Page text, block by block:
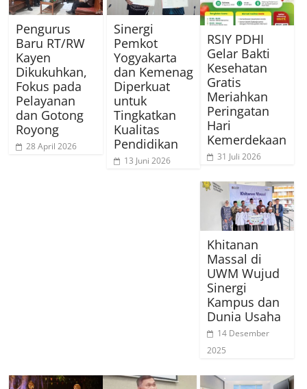
Pengurus
Baru RT/RW
Kayen
Dikukuhkan,
Fokus pada
Pelayanan
dan Gotong
Royong
28 April 2026
Sinergi
Pemkot
Yogyakarta
dan Kemenag
Diperkuat
untuk
Tingkatkan
Kualitas
Pendidikan
13 Juni 2026
RSIY PDHI
Gelar Bakti
Kesehatan
Gratis
Meriahkan
Peringatan
Hari
Kemerdekaan
31 Juli 2026
Khitanan
Massal di
UWM Wujud
Sinergi
Kampus dan
Dunia Usaha
14 Desember
2025